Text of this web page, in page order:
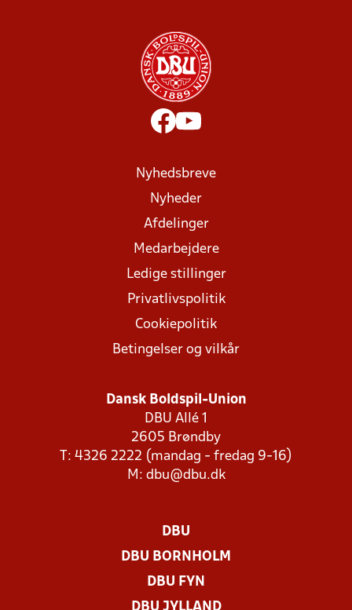
Nyhedsbreve
Nyheder
Afdelinger
Medarbejdere
Ledige stillinger
Privatlivspolitik
Cookiepolitik
Betingelser og vilkår
Dansk Boldspil-Union
DBU Allé 1
2605 Brøndby
T: 4326 2222 (mandag - fredag 9-16)
M: dbu@dbu.dk
DBU
DBU BORNHOLM
DBU FYN